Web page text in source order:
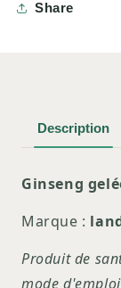
Share
Description
Ginseng
Marque :
Produit de
mode